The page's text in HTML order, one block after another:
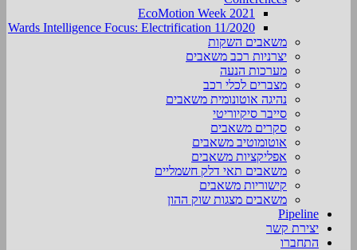
EcoMotion Week 2021
Wards Intelligence Focus: Electrification 11/2020
משאבים השקות
יצרניות רכב משאבים
מערכות הנעה
מצברים לכלי רכב
נהיגה אוטונומית משאבים
סייבר סיקיוריטי
סקרים משאבים
אוטומוטיב משאבים
אפליקציות משאבים
משאבים תאי דלק חשמליים
קישוריות משאבים
משאבים מצגות שוק ההון
Pipeline
יצירת קשר
התחברו